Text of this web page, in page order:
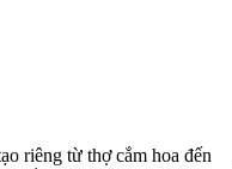
riêng từ thợ cắm hoa đến